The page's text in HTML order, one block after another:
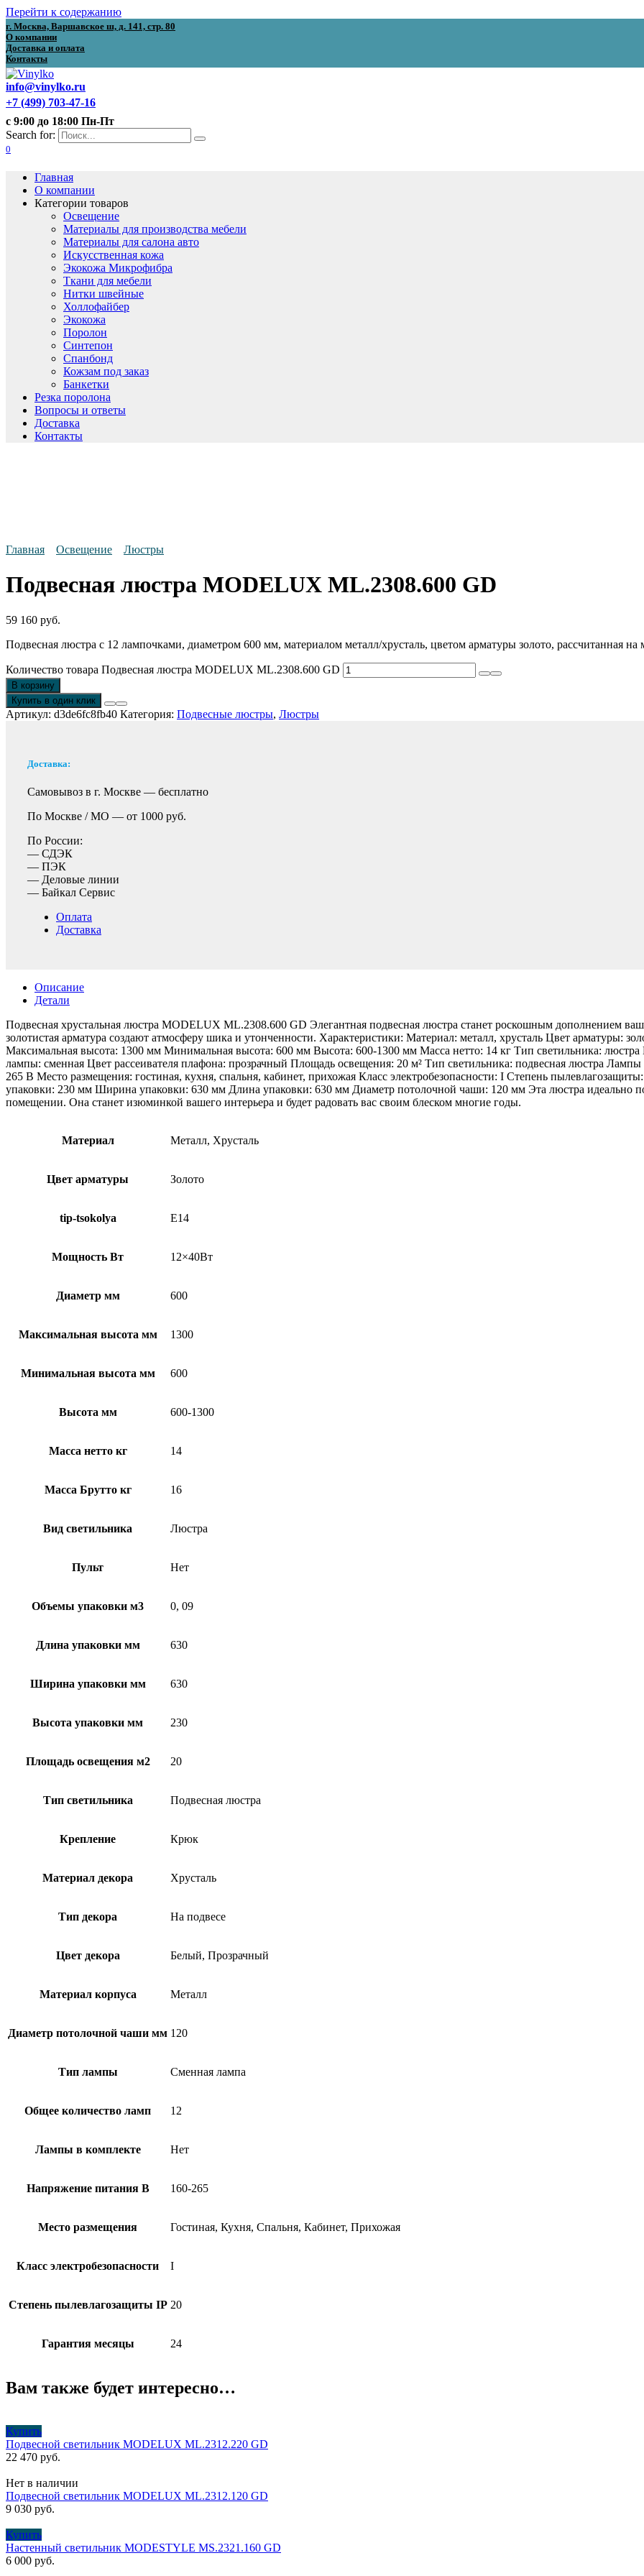
Перейти к содержанию
г. Москва, Варшавское ш, д. 141, стр. 80
О компании
Доставка и оплата
Контакты
info@vinylko.ru
+7 (499) 703-47-16
с 9:00 до 18:00 Пн-Пт
Search for:
0
Главная
О компании
Категории товаров
Освещение
Материалы для производства мебели
Материалы для салона авто
Искусственная кожа
Экокожа Микрофибра
Ткани для мебели
Нитки швейные
Холлофайбер
Экокожа
Поролон
Синтепон
Спанбонд
Кожзам под заказ
Банкетки
Резка поролона
Вопросы и ответы
Доставка
Контакты
Главная Освещение Люстры
Подвесная люстра MODELUX ML.2308.600 GD
59 160 руб.
Подвесная люстра с 12 лампочками, диаметром 600 мм, материалом металл/хрусталь, цветом арматуры золото, рассчитанная
Количество товара Подвесная люстра MODELUX ML.2308.600 GD
В корзину
Купить в один клик
Артикул: d3de6fc8fb40 Категория: Подвесные люстры, Люстры
Доставка:
Самовывоз в г. Москве — бесплатно
По Москве / МО — от 1000 руб.
По России:
— СДЭК
— ПЭК
— Деловые линии
— Байкал Сервис
Оплата
Доставка
Описание
Детали
Подвесная хрустальная люстра MODELUX ML.2308.600 GD Элегантная подвесная люстра станет роскошным дополнением
золотистая арматура создают атмосферу шика и утонченности. Характеристики: Материал: металл, хрусталь Цвет арматуры:
Максимальная высота: 1300 мм Минимальная высота: 600 мм Высота: 600-1300 мм Масса нетто: 14 кг Тип светильника:
лампы: сменная Цвет рассеивателя плафона: прозрачный Площадь освещения: 20 м² Тип светильника: подвесная люстра
265 В Место размещения: гостиная, кухня, спальня, кабинет, прихожая Класс электробезопасности: I Степень
упаковки: 230 мм Ширина упаковки: 630 мм Длина упаковки: 630 мм Диаметр потолочной чаши: 120 мм Эта люстра идеально
помещении. Она станет изюминкой вашего интерьера и будет радовать вас своим блеском многие годы.
Материал Металл, Хрусталь
Цвет арматуры Золото
tip-tsokolya E14
Мощность Вт 12×40Вт
Диаметр мм 600
Максимальная высота мм 1300
Минимальная высота мм 600
Высота мм 600-1300
Масса нетто кг 14
Масса Брутто кг 16
Вид светильника Люстра
Пульт Нет
Объемы упаковки м3 0, 09
Длина упаковки мм 630
Ширина упаковки мм 630
Высота упаковки мм 230
Площадь освещения м2 20
Тип светильника Подвесная люстра
Крепление Крюк
Материал декора Хрусталь
Тип декора На подвесе
Цвет декора Белый, Прозрачный
Материал корпуса Металл
Диаметр потолочной чаши мм 120
Тип лампы Сменная лампа
Общее количество ламп 12
Лампы в комплекте Нет
Напряжение питания В 160-265
Место размещения Гостиная, Кухня, Спальня, Кабинет, Прихожая
Класс электробезопасности I
Степень пылевлагозащиты IP 20
Гарантия месяцы 24
Вам также будет интересно…
Купить
Подвесной светильник MODELUX ML.2312.220 GD
22 470 руб.
Нет в наличии
Подвесной светильник MODELUX ML.2312.120 GD
9 030 руб.
Купить
Настенный светильник MODESTYLE MS.2321.160 GD
6 000 руб.